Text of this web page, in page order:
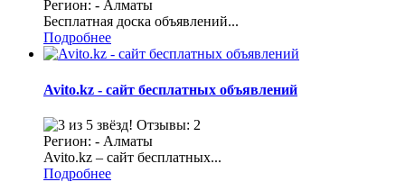
Регион: - Алматы
Бесплатная доска объявлений...
Подробнее
Avito.kz - сайт бесплатных объявлений
Отзывы: 2
Регион: - Алматы
Avito.kz – сайт бесплатных...
Подробнее